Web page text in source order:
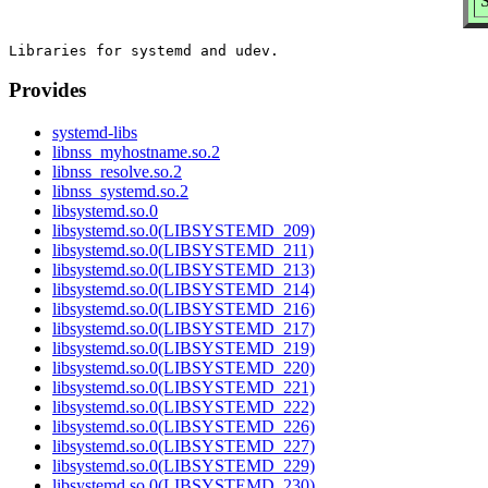
Provides
systemd-libs
libnss_myhostname.so.2
libnss_resolve.so.2
libnss_systemd.so.2
libsystemd.so.0
libsystemd.so.0(LIBSYSTEMD_209)
libsystemd.so.0(LIBSYSTEMD_211)
libsystemd.so.0(LIBSYSTEMD_213)
libsystemd.so.0(LIBSYSTEMD_214)
libsystemd.so.0(LIBSYSTEMD_216)
libsystemd.so.0(LIBSYSTEMD_217)
libsystemd.so.0(LIBSYSTEMD_219)
libsystemd.so.0(LIBSYSTEMD_220)
libsystemd.so.0(LIBSYSTEMD_221)
libsystemd.so.0(LIBSYSTEMD_222)
libsystemd.so.0(LIBSYSTEMD_226)
libsystemd.so.0(LIBSYSTEMD_227)
libsystemd.so.0(LIBSYSTEMD_229)